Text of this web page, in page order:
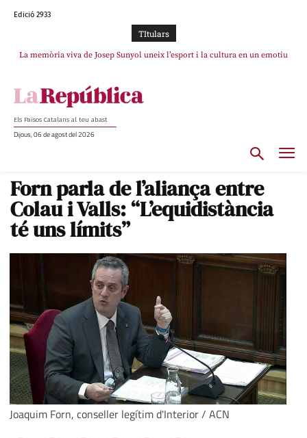
Edició 2933
TItulars
La memòria viva de Josep Sunyol uneix l’esport i la cultura en un emotiu
La “dignitat” a mitges de Marc Puigtió: renuncia a Girona pels àudios però
Els Països Catalans al teu abast
Dijous, 06 de agost del 2026
Forn parla de l’aliança entre
Colau i Valls: “L’equidistància
té uns límits”
Joaquim Forn, conseller legítim d'Interior / ACN